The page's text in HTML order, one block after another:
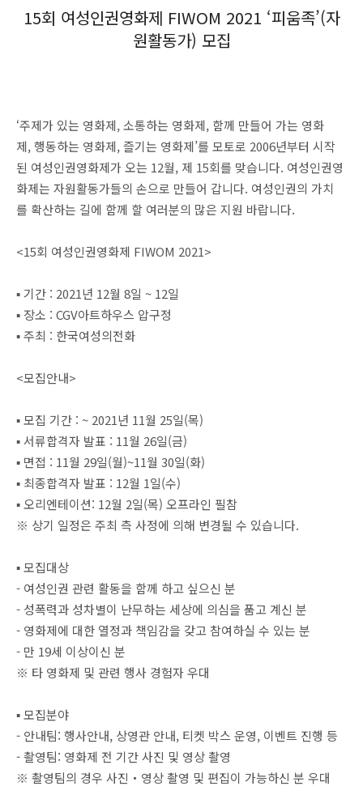
15회 여성인권영화제 FIWOM 2021 ‘피움족’(자
원활동가) 모집
‘주제가 있는 영화제, 소통하는 영화제, 함께 만들어 가는 영화
제, 행동하는 영화제, 즐기는 영화제’를 모토로 2006년부터 시작
된 여성인권영화제가 오는 12월, 제 15회를 맞습니다. 여성인권영
화제는 자원활동가들의 손으로 만들어 갑니다. 여성인권의 가치
를 확산하는 길에 함께 할 여러분의 많은 지원 바랍니다.
<15회 여성인권영화제 FIWOM 2021>
▪ 기간 : 2021년 12월 8일 ~ 12일
▪ 장소 : CGV아트하우스 압구정
▪ 주최 : 한국여성의전화
<모집안내>
▪ 모집 기간 : ~ 2021년 11월 25일(목)
▪ 서류합격자 발표 : 11월 26일(금)
▪ 면접 : 11월 29일(월)~11월 30일(화)
▪ 최종합격자 발표 : 12월 1일(수)
▪ 오리엔테이션: 12월 2일(목) 오프라인 필참
※ 상기 일정은 주최 측 사정에 의해 변경될 수 있습니다.
▪ 모집대상
- 여성인권 관련 활동을 함께 하고 싶으신 분
- 성폭력과 성차별이 난무하는 세상에 의심을 품고 계신 분
- 영화제에 대한 열정과 책임감을 갖고 참여하실 수 있는 분
- 만 19세 이상이신 분
※ 타 영화제 및 관련 행사 경험자 우대
▪ 모집분야
- 안내팀: 행사안내, 상영관 안내, 티켓 박스 운영, 이벤트 진행 등
- 촬영팀: 영화제 전 기간 사진 및 영상 촬영
※ 촬영팀의 경우 사진・영상 촬영 및 편집이 가능하신 분 우대